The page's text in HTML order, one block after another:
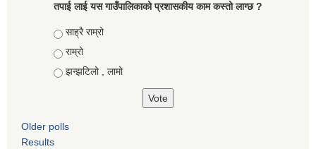
तपाई लाई यस गाउँपालिकाको प्रशासकीय काम कस्तो लाग्छ ?
Choices
साह्रै राम्रो
राम्रो
झन्झटिलो , लामो
Older polls
Results